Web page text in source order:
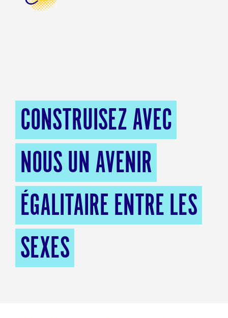
CONSTRUISEZ AVEC
NOUS UN AVENIR
ÉGALITAIRE ENTRE LES
SEXES